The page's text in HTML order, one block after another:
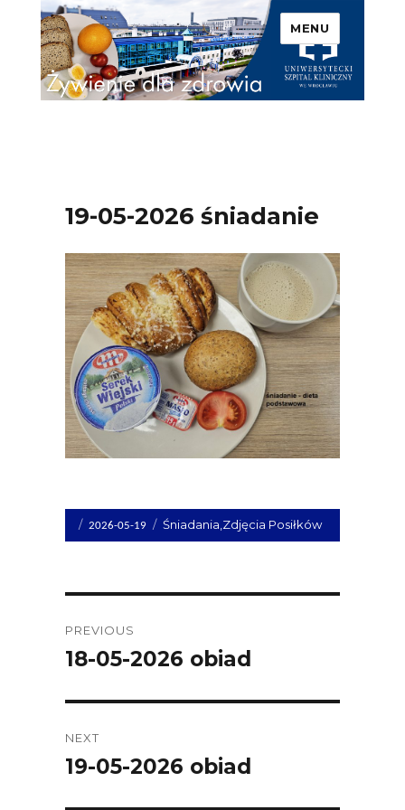
Uniwersytecki Szpital
Kliniczny we Wrocławiu –
Żywienie dla zdrowia
MENU
19-05-2026 śniadanie
Opublikowano
dnia
2026-05-19 Kategorie
Śniadania Zdjęcia Posiłków
navigation
PREVIOUS
Previous
18-05-2026 obiad
NEXT
Next
19-05-2026 obiad